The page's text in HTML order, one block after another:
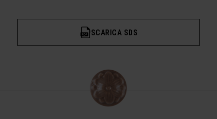
SCARICA SDS